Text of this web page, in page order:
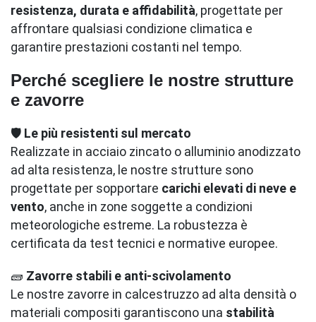
resistenza, durata e affidabilità, progettate per
affrontare qualsiasi condizione climatica e
garantire prestazioni costanti nel tempo.
Perché scegliere le nostre strutture
e zavorre
🛡️ Le più resistenti sul mercato
Realizzate in acciaio zincato o alluminio anodizzato
ad alta resistenza, le nostre strutture sono
progettate per sopportare carichi elevati di neve e
vento, anche in zone soggette a condizioni
meteorologiche estreme. La robustezza è
certificata da test tecnici e normative europee.
🧱 Zavorre stabili e anti-scivolamento
Le nostre zavorre in calcestruzzo ad alta densità o
materiali compositi garantiscono una stabilità